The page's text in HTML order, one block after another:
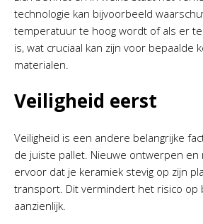
technologie kan bijvoorbeeld
temperatuur te hoog wordt of als er te
is, wat cruciaal kan zijn voor bepaalde
materialen.
Veiligheid eerst
Veiligheid is een andere belangrijke
de juiste pallet. Nieuwe ontwerpen en
ervoor dat je keramiek stevig op zijn
transport. Dit vermindert het risico op
aanzienlijk.